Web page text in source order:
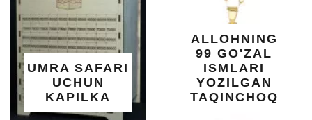
ALLOHNING
99 GO'ZAL
ISMLARI
TAQINCHOQ